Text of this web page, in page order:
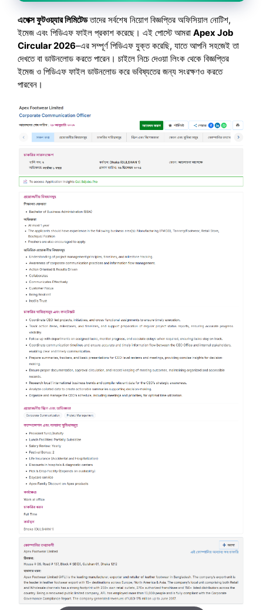
এপেক্স ফুটওয়্যার লিমিটেডতাদের সর্বশেষ নিয়োগ বিজ্ঞপ্তির অফিসিয়াল নোটিশ,
ইমেজ এবং পিডিএফ ফাইল প্রকাশ করেছে। এই পোস্টে আমরা Apex Job
Circular 2026–এর সম্পূর্ণ পিডিএফ যুক্ত করেছি, যাতে আপনি সহজেই তা
দেখতে বা ডাউনলোড করতে পারেন। চাইলে নিচে দেওয়া লিংক থেকে বিজ্ঞপ্তির
ইমেজ ও পিডিএফ ফাইল ডাউনলোড করে ভবিষ্যতের জন্য সংরক্ষণও করতে
পারবেন।